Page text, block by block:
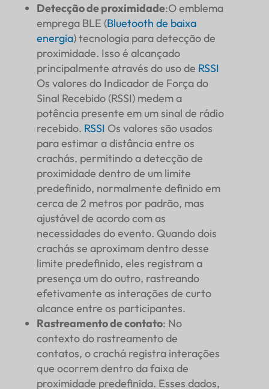
Detecção de proximidade:O emblema
emprega BLE (Bluetooth de baixa
energia) tecnologia para detecção de
proximidade. Isso é alcançado
principalmente através do uso de RSSI
Os valores do Indicador de Força do
Sinal Recebido (RSSI) medem a
potência presente em um sinal de rádio
recebido. RSSI Os valores são usados
para estimar a distância entre os
crachás, permitindo a detecção de
proximidade dentro de um limite
predefinido, normalmente definido em
cerca de 2 metros por padrão, mas
ajustável de acordo com as
necessidades do evento. Quando dois
crachás se aproximam dentro desse
limite predefinido, eles registram a
presença um do outro, rastreando
efetivamente as interações de curto
alcance entre os participantes.
Rastreamento de contato: No
contexto do rastreamento de
contatos, o crachá registra interações
que ocorrem dentro da faixa de
proximidade predefinida. Esses dados,